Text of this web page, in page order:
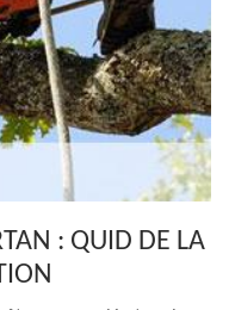
: QUID DE LA